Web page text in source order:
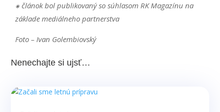
⁕ článok bol publikovaný so súhlasom RK Magazínu na
základe mediálneho partnerstva
Foto – Ivan Golembiovský
Nenechajte si ujsť…